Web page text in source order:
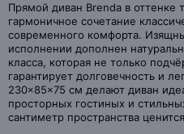
Прямой диван Brenda в оттенке
гармоничное сочетание
современного комфорта.
исполнении дополнен
класса, которая не только
гарантирует долговечность и
230×85×75 см делают диван
просторных гостиных и
сантиметр пространства